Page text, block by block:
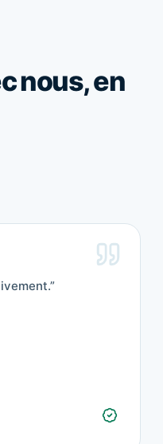
nous, en
”